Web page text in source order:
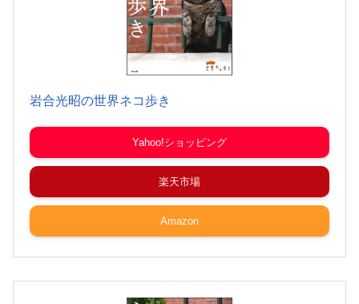
岩合光昭の世界ネコ歩き
Yahoo!ショッピング
楽天市場
Amazon